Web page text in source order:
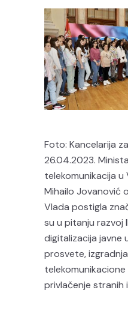
Foto: Kancelarija
26.04.2023.
telekomunikacija u
Mihailo Jovanović
Vlada postigla
su u pitanju razvoj
digitalizacija javne
prosvete,
privlačenje stranih